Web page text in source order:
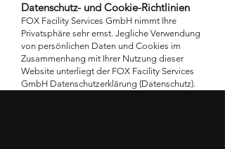
Datenschutz- und Cookie-Richtlinien
FOX Facility Services GmbH nimmt Ihre
Privatsphäre sehr ernst. Jegliche Verwendung
von persönlichen Daten und Cookies im
Zusammenhang mit Ihrer Nutzung dieser
Website unterliegt der FOX Facility Services
GmbH Datenschutzerklärung (Datenschutz).